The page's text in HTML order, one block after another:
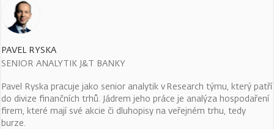
PAVEL RYSKA
SENIOR ANALYTIK J&T BANKY
Pavel Ryska pracuje jako senior analytik v Research týmu, který patří
do divize finančních trhů. Jádrem jeho práce je analýza hospodaření
firem, které mají své akcie či dluhopisy na veřejném trhu, tedy
burze.